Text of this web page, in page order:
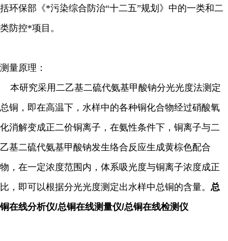
括环保部《*污染综合防治“十二五”规划》中的一类和二
类防控*项目。
测量原理：
本研究采用二乙基二硫代氨基甲酸钠分光光度法测定
总铜，即在高温下，水样中的各种铜化合物经过硝酸氧
化消解变成正二价铜离子，在氨性条件下，铜离子与二
乙基二硫代氨基甲酸钠发生络合反应生成黄棕色配合
物，在一定浓度范围内，体系吸光度与铜离子浓度成正
比，即可以根据分光光度测定出水样中总铜的含量。 总
铜在线分析仪/总铜在线测量仪/总铜在线检测仪